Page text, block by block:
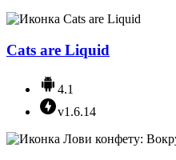
Cats are Liquid
4.1
v1.6.14